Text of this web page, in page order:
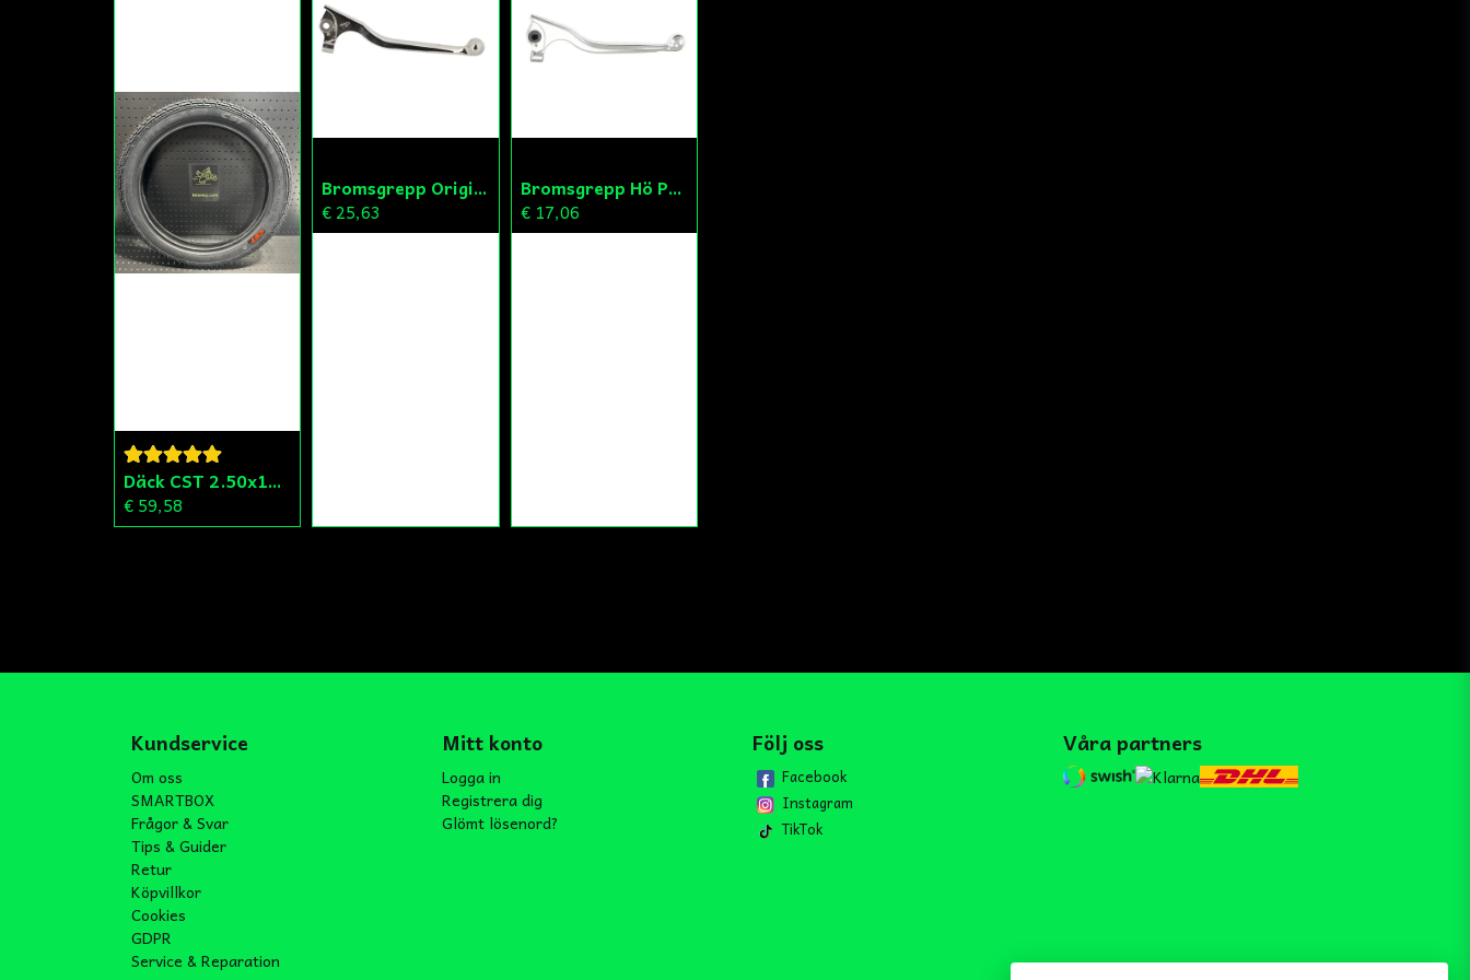
Däck CST 2.50x15 (20x250) Compact/Scoper/Mamba/Flakmoped
€ 59,58
Bromsgrepp Original Hö Peugeot Ludix/Speedfight/Vivacity
€ 25,63
Bromsgrepp Hö Peugeot Ludix/Speedfight/Vivacity
€ 17,06
Kundservice
Om oss
SMARTBOX
Frågor & Svar
Tips & Guider
Retur
Köpvillkor
Cookies
GDPR
Service & Reparation
Mitt konto
Logga in
Registrera dig
Glömt lösenord?
Följ oss
Facebook
Instagram
TikTok
Våra partners